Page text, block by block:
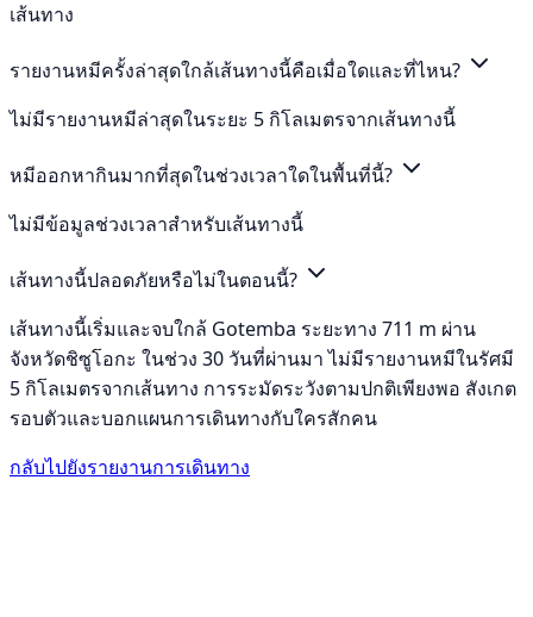
เส้นทาง
รายงานหมีครั้งล่าสุดใกล้เส้นทางนี้คือเมื่อใดและที่ไหน?
ไม่มีรายงานหมีล่าสุดในระยะ 5 กิโลเมตรจากเส้นทางนี้
หมีออกหากินมากที่สุดในช่วงเวลาใดในพื้นที่นี้?
ไม่มีข้อมูลช่วงเวลาสำหรับเส้นทางนี้
เส้นทางนี้ปลอดภัยหรือไม่ในตอนนี้?
เส้นทางนี้เริ่มและจบใกล้ Gotemba ระยะทาง 711 m ผ่าน
จังหวัดชิซูโอกะ ในช่วง 30 วันที่ผ่านมา ไม่มีรายงานหมีในรัศมี
5 กิโลเมตรจากเส้นทาง การระมัดระวังตามปกติเพียงพอ สังเกต
รอบตัวและบอกแผนการเดินทางกับใครสักคน
กลับไปยังรายงานการเดินทาง